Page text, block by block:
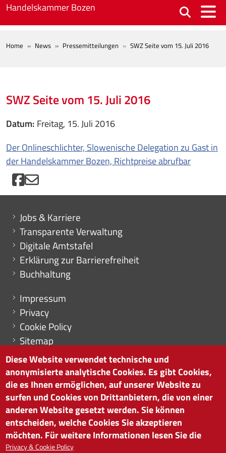
Skip to main content
Handelskammer Bozen
BREADCRUMB
Home News Pressemitteilungen SWZ Seite vom 15. Juli 2016
SWZ Seite vom 15. Juli 2016
Datum Freitag, 15. Juli 2016
Der Onlineschlichter, Slowenische Delegation zu Gast in
der Handelskammer Bozen, Richtpreise abrufbar
Mini menu di servizio
Jobs & Karriere
Transparente Verwaltung
Digitale Amtstafel
Erklärung zur Barrierefreiheit
Buchhaltung
Menu footer
Impressum
Privacy
Cookie Policy
Sitemap
Cookie-Einstellungen
HANDELSKAMMER BOZEN
Südtiroler Straße 60 | I-39100 Bozen
Tel. 0471 945 511 |info@handelskammer.bz.it
MwSt.-Nr.: 00376420212
Diese Website verwendet technische und
anonymisierte analytische Cookies. Es gibt Cookies,
die es Ihnen ermöglichen, auf unserer Website zu
surfen und Cookies von Drittanbietern, die von einer
anderen Website gesetzt werden. Sie können
entscheiden, welche Cookies Sie akzeptieren
möchten. Für weitere Informationen lesen Sie die
Privacy & Cookie Policy